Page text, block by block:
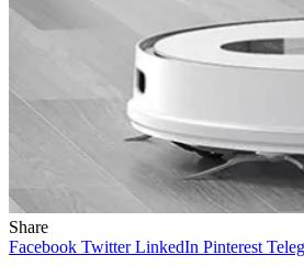
Share
Facebook Twitter LinkedIn Pinterest